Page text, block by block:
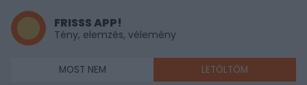
FRISSS APP!
Tény, elemzés, vélemény
MOST NEM LETÖLTÖM